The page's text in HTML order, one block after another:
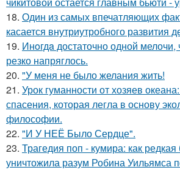
18. Один из самых впечатляющих
касается внутриутробного развития
19. Инoгдa достаточно одной мелочи,
резко напряглось.
20. "У меня не было желания жить!
21. Урок гуманности от хозяев
спасения, которая легла в основу
философии.
22. "И У НЕЁ Было Сердце".
23. Трагедия поп - кумира: как редкая
уничтожила разум Робина Уильямса